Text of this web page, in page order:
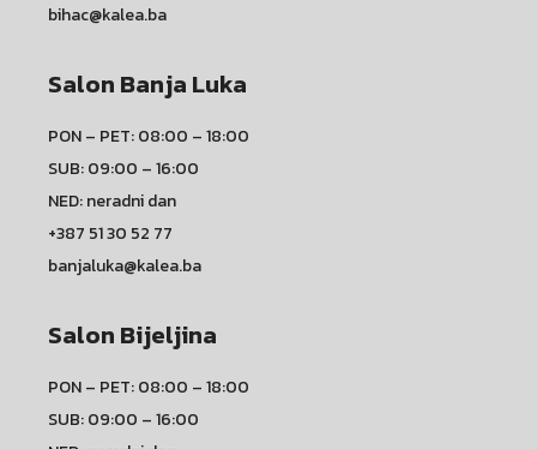
bihac@kalea.ba
Salon Banja Luka
PON – PET: 08:00 – 18:00
SUB: 09:00 – 16:00
NED: neradni dan
+387 51 30 52 77
banjaluka@kalea.ba
Salon Bijeljina
PON – PET: 08:00 – 18:00
SUB: 09:00 – 16:00